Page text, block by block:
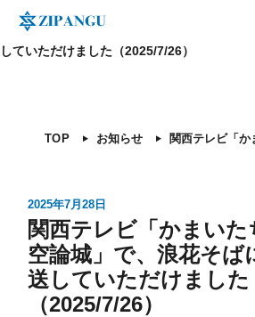
TOPお知らせ
関西テレビ「かまいたちの机上の空論城」で
していただけました（2025/7/26）
TOP お知らせ 関西テレビ「
2025年7月28日
関西テレビ「かまい
空論城」で、浪花そば
送していただけました
（2025/7/26）